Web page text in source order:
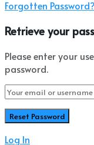
Forgotten Password?
Retrieve your
Please enter your
password.
Log In